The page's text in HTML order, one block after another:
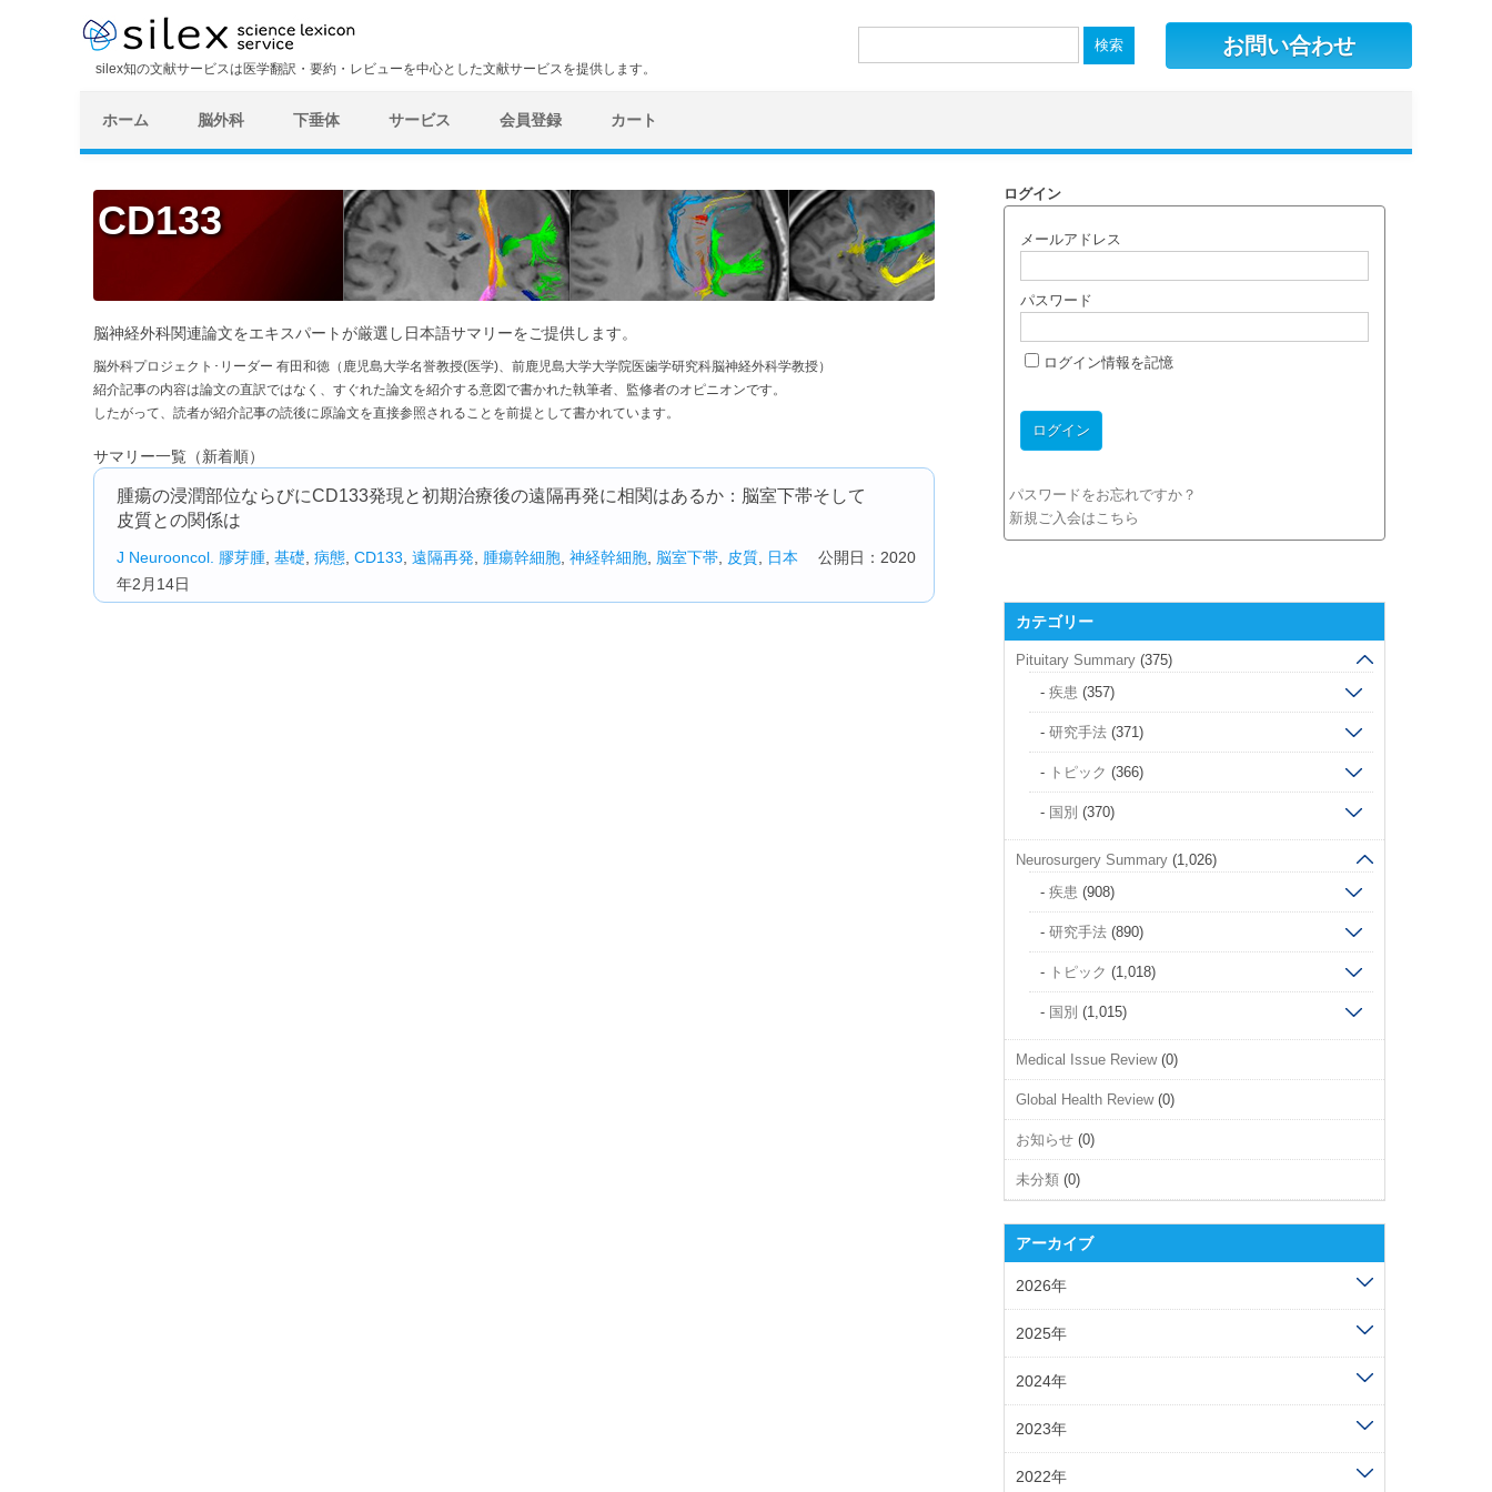
silex知の文献サービスは医学翻訳・要約・レビューを中心とした文献サービスを提供します。
検
お問い合わせ
ホーム 脳外科 下垂体 サービス 会員登録 カート
CD133
脳神経外科関連論文をエキスパートが厳選し日本語サマリーをご提供します。
脳外科プロジェクト･リーダー 有田和徳（鹿児島大学名誉教授(医学)、前鹿児島大学大学院医歯学研究科脳神経外科学教授）
紹介記事の内容は論文の直訳ではなく、すぐれた論文を紹介する意図で書かれた執筆者、監修者のオピニオンです。
したがって、読者が紹介記事の読後に原論文を直接参照されることを前提として書かれています。
サマリー一覧（新着順）
腫瘍の浸潤部位ならびにCD133発現と初期治療後の遠隔再発に相関はあるか：脳室下帯そして
皮質との関係は
J Neurooncol. 膠芽腫 基礎 病態 CD133 遠隔再発 腫瘍幹細胞 神経幹細胞 脳室下帯 皮質 日本 公開日：2020
年2月14日
ログイン
メールアドレス
パスワード
ログイン情報を記憶
パスワードをお忘れですか？
新規ご入会はこちら
カテゴリー
Pituitary Summary(375)
疾患 (357)
研究手法(371)
トピック (366)
国別 (370)
Neurosurgery Summary(1,026)
疾患 (908)
研究手法(890)
トピック (1,018)
国別 (1,015)
Medical Issue Review(0)
Global Health Review(0)
お知らせ(0)
未分類(0)
アーカイブ
2026年
2025年
2024年
2023年
2022年